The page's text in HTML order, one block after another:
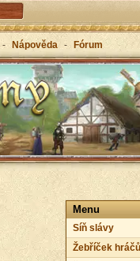
- Nápověda - Fórum
Menu
Síň slávy
Žebříček hráčů